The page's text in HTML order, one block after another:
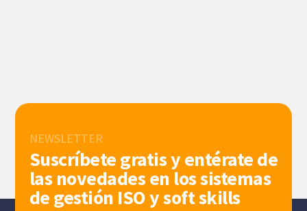
NEWSLETTER
Suscríbete gratis y entérate de
las novedades en los sistemas
de gestión ISO y soft skills